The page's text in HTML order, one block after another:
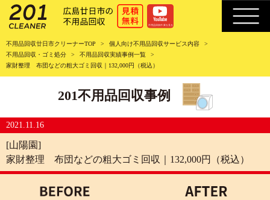
不用品回収廿日市クリーナーTOP
個人向け不用品回収サービス内容
不用品回収・ゴミ処分
不用品回収実績事例一覧
家財整理 布団などの粗大ゴミ回収｜132,000円（税込）
201不用品回収事例
2021.11.16
[山陽園]
家財整理 布団などの粗大ゴミ回収｜132,000円（税込）